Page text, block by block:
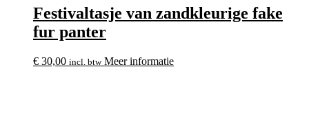
Festivaltasje van zandkleurige fake
fur panter
€ 30,00 incl. btw Meer informatie